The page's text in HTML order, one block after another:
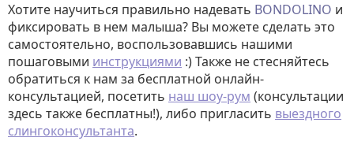
Хотите научиться правильно надевать BONDOLINO и
фиксировать в нем малыша? Вы можете сделать это
самостоятельно, воспользовавшись нашими
пошаговыми инструкциями :) Также не стесняйтесь
обратиться к нам за бесплатной онлайн-
консультацией, посетить наш шоу-рум (консультации
здесь также бесплатны!), либо пригласить выездного
слингоконсультанта.